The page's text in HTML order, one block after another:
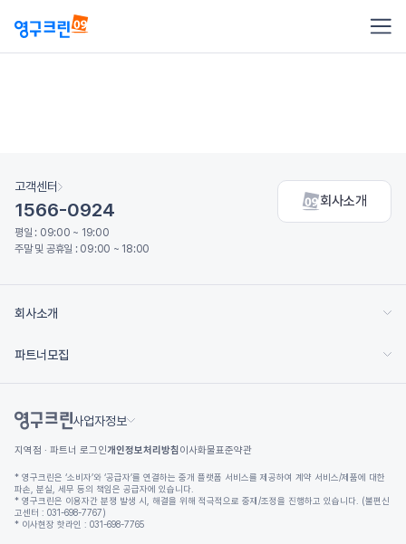
고객센터
1566-0924
평일 : 09:00 ~ 19:00
주말 및 공휴일 : 09:00 ~ 18:00
회사소개
회사소개
파트너모집
사업자정보
지역점 · 파트너 로그인개인정보처리방침 이사화물표준약관
* 영구크린은 ‘소비자’와 ‘공급자’를 연결하는 중개 플랫폼 서비스를 제공하여 계약 서비스/제품에 대한
파손, 분실, 세무 등의 책임은 공급자에 있습니다.
* 영구크린은 이용자간 분쟁 발생 시, 해결을 위해 적극적으로 중재/조정을 진행하고 있습니다. (불편신
고센터 : 031-698-7767)
* 이사현장 핫라인 : 031-698-7765